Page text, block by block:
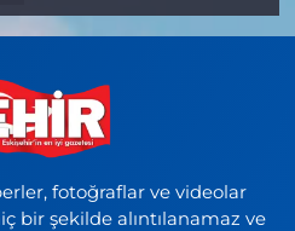
fotoğraflar ve videolar
bir şekilde alıntılanamaz ve